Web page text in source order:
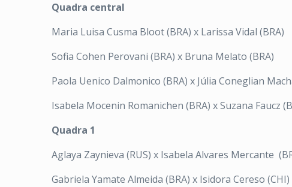
Quadra central
Maria Luisa Cusma Bloot (BRA) x Larissa Vidal (BRA)
Sofia Cohen Perovani (BRA) x Bruna Melato (BRA)
Paola Uenico Dalmonico (BRA) x Júlia Coneglian
Isabela Mocenin Romanichen (BRA) x Suzana Faucz
Quadra 1
Aglaya Zaynieva (RUS) x Isabela Alvares Mercante
Gabriela Yamate Almeida (BRA) x Isidora Cereso (CHI)